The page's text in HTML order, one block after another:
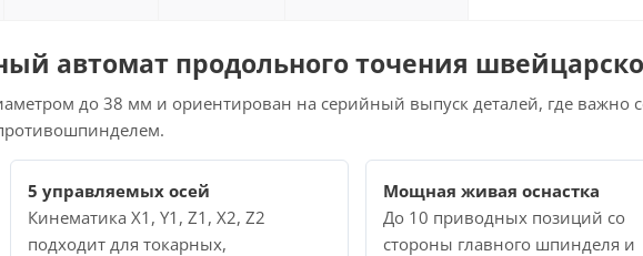
автомат продольного точения
до 38 мм и ориентирован на серийный выпуск деталей, где важно
5 управляемых осей
Кинематика X1, Y1, Z1, X2, Z2
подходит для токарных,
Мощная живая оснастка
До 10 приводных позиций со
стороны главного шпинделя и